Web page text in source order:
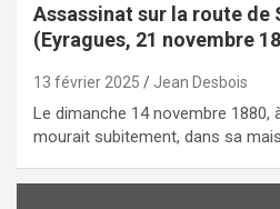
Assassinat sur la route de
(Eyragues, 21 novembre
13 février 2025 Jean Desbois
Le dimanche 14 novembre 1880,
mourait subitement, dans sa